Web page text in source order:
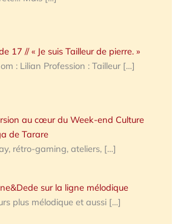
17 // « Je suis Tailleur de pierre. »
: Lilian Profession : Tailleur […]
au cœur du Week-end Culture
de Tarare
rétro-gaming, ateliers, […]
sur la ligne mélodique
plus mélodique et aussi […]